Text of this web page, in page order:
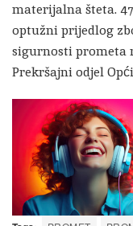
materijalna šteta.
optužni prijedlog
sigurnosti prometa
Prekršajni odjel